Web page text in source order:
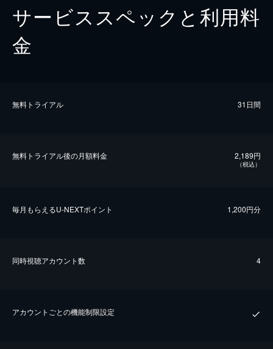
サービススペックと利用料
金
無料トライアル 31日間
無料トライアル後の⽉額料金 2,189円
（税込）
毎⽉もらえるU-NEXTポイント 1,200円分
同時視聴アカウント数 4
アカウントごとの機能制限設定